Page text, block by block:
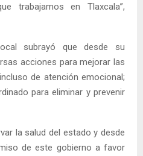
trabajamos en Tlaxcala”,
subrayó que desde su
acciones para mejorar las
de atención emocional;
para eliminar y prevenir
la salud del estado y desde
de este gobierno a favor